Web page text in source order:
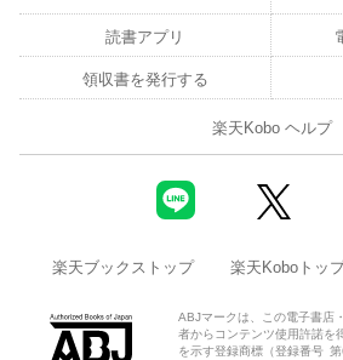
読書アプリ
領収書を発行する
楽天Kobo ヘルプ
楽天ブックストップ 楽天Koboトッ
ABJマークは、この電子書店
者からコンテンツ使用許諾を
を示す登録商標（登録番号